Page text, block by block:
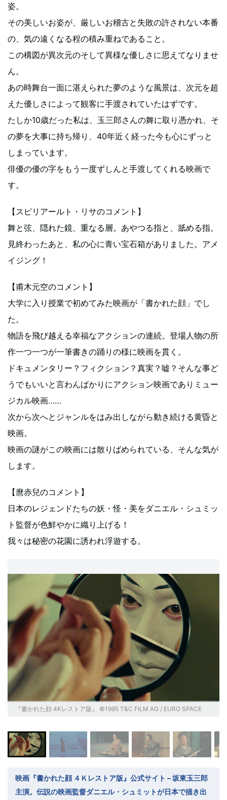
姿。
その美しいお姿が、厳しいお稽古と失敗の許されない本番
の、気の遠くなる程の積み重ねであること。
この構図が異次元のそして異様な優しさに思えてなりませ
ん。
あの時舞台一面に湛えられた夢のような風景は、次元を超
えた優しさによって観客に手渡されていたはずです。
たしか10歳だった私は、玉三郎さんの舞に取り憑かれ、そ
の夢を大事に持ち帰り、40年近く経った今も心にずっと
しまっています。
俳優の優の字をもう一度ずしんと手渡してくれる映画で
す。
【スピリアールト・リサのコメント】
舞と弦、隠れた鏡、重なる層。あやつる指と、舐める指。
見終わったあと、私の心に青い宝石箱がありました。アメ
イジング！
【甫木元空のコメント】
大学に入り授業で初めてみた映画が「書かれた顔」でし
た。
物語を飛び越える幸福なアクションの連続。登場人物の所
作一つ一つが一筆書きの踊りの様に映画を貫く。
ドキュメンタリー？フィクション？真実？嘘？そんな事ど
うでもいいと言わんばかりにアクション映画でありミュー
ジカル映画……
次から次へとジャンルをはみ出しながら動き続ける黄昏と
映画。
映画の謎がこの映画には散りばめられている、そんな気が
します。
【麿赤兒のコメント】
日本のレジェンドたちの妖・怪・美をダニエル・シュミッ
ト監督が色鮮やかに織り上げる！
我々は秘密の花園に誘われ浮遊する。
『書かれた顔 4Kレストア版』 ©1995 T&C FILM AG / EURO SPACE
映画『書かれた顔 ４Ｋレストア版』公式サイト – 坂東玉三郎
主演。伝説の映画監督ダニエル・シュミットが日本で描き出